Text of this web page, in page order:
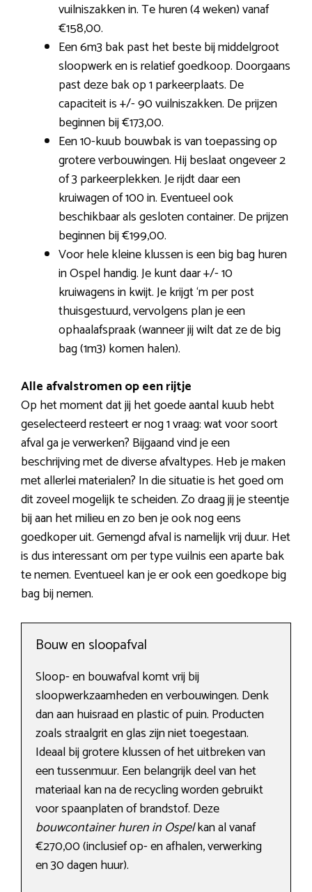
vuilniszakken in. Te huren (4 weken) vanaf
€158,00.
Een 6m3 bak past het beste bij middelgroot
sloopwerk en is relatief goedkoop. Doorgaans
past deze bak op 1 parkeerplaats. De
capaciteit is +/- 90 vuilniszakken. De prijzen
beginnen bij €173,00.
Een 10-kuub bouwbak is van toepassing op
grotere verbouwingen. Hij beslaat ongeveer 2
of 3 parkeerplekken. Je rijdt daar een
kruiwagen of 100 in. Eventueel ook
beschikbaar als gesloten container. De prijzen
beginnen bij €199,00.
Voor hele kleine klussen is een big bag huren
in Ospel handig. Je kunt daar +/- 10
kruiwagens in kwijt. Je krijgt ‘m per post
thuisgestuurd, vervolgens plan je een
ophaalafspraak (wanneer jij wilt dat ze de big
bag (1m3) komen halen).
Alle afvalstromen op een rijtje
Op het moment dat jij het goede aantal kuub hebt
geselecteerd resteert er nog 1 vraag: wat voor soort
afval ga je verwerken? Bijgaand vind je een
beschrijving met de diverse afvaltypes. Heb je maken
met allerlei materialen? In die situatie is het goed om
dit zoveel mogelijk te scheiden. Zo draag jij je steentje
bij aan het milieu en zo ben je ook nog eens
goedkoper uit. Gemengd afval is namelijk vrij duur. Het
is dus interessant om per type vuilnis een aparte bak
te nemen. Eventueel kan je er ook een goedkope big
bag bij nemen.
Bouw en sloopafval
Sloop- en bouwafval komt vrij bij
sloopwerkzaamheden en verbouwingen. Denk
dan aan huisraad en plastic of puin. Producten
zoals straalgrit en glas zijn niet toegestaan.
Ideaal bij grotere klussen of het uitbreken van
een tussenmuur. Een belangrijk deel van het
materiaal kan na de recycling worden gebruikt
voor spaanplaten of brandstof. Deze
bouwcontainer huren in Ospelkan al vanaf
€270,00 (inclusief op- en afhalen, verwerking
en 30 dagen huur).